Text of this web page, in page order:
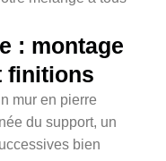
: montage
finitions
mur en pierre
du support, un
bien